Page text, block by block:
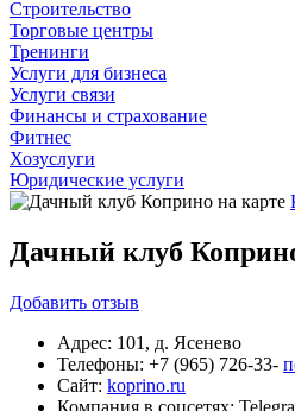
Строительство
Торговые центры
Тренинги
Услуги для бизнеса
Услуги связи
Финансы и страхование
Фитнес
Хозуслуги
Юридические услуги
Дачный клуб
Добавить отзыв
Адрес: 101, д. Ясенево
Телефоны: +7 (965) 726-33-
Сайт: koprino.ru
Компания в соцсетях: